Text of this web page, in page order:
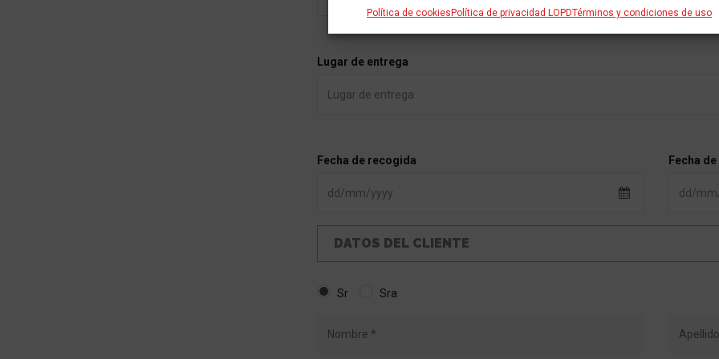
Política de cookies Política de privacidad LOPDTérminos y condiciones de uso
Lugar de entrega
Fecha de recogida Fecha
DATOS DEL CLIENTE
Sr Sra